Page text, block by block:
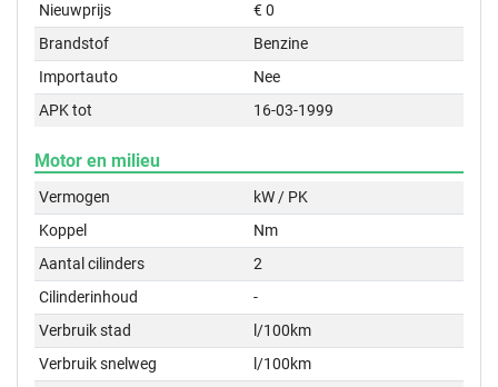
Nieuwprijs
€ 0
Brandstof
Benzine
Importauto
Nee
APK tot
16-03-1999
Motor en milieu
Vermogen
kW / PK
Koppel
Nm
Aantal cilinders
2
Cilinderinhoud
-
Verbruik stad
l/100km
Verbruik snelweg
l/100km